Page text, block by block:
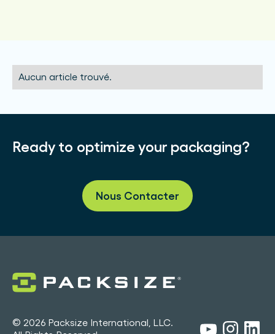
Aucun article trouvé.
Ready to optimize your packaging?
Nous Contacter
© 2026 Packsize International, LLC.